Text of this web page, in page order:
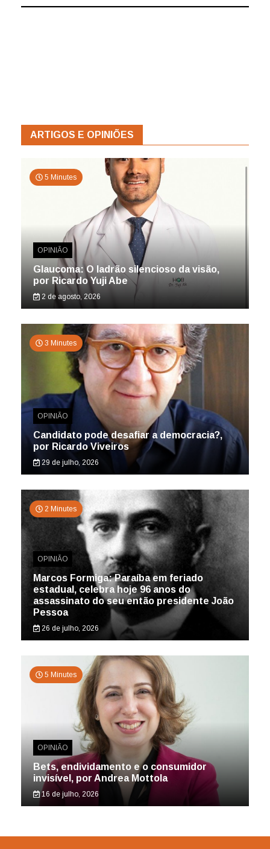
ARTIGOS E OPINIÕES
5 Minutes
OPINIÃO
Glaucoma: O ladrão silencioso da visão,
por Ricardo Yuji Abe
2 de agosto, 2026
3 Minutes
OPINIÃO
Candidato pode desafiar a democracia?,
por Ricardo Viveiros
29 de julho, 2026
2 Minutes
OPINIÃO
Marcos Formiga: Paraíba em feriado
estadual, celebra hoje 96 anos do
assassinato do seu então presidente João
Pessoa
26 de julho, 2026
5 Minutes
OPINIÃO
Bets, endividamento e o consumidor
invisível, por Andrea Mottola
16 de julho, 2026